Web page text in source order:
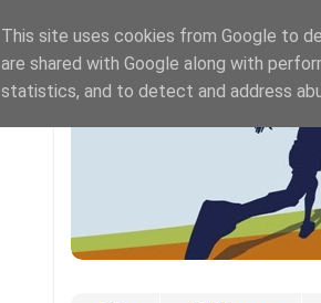
This site uses cookies from Google to
are shared with Google along with
statistics, and to detect and address